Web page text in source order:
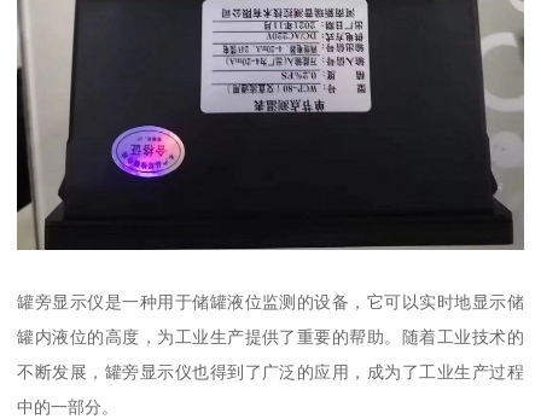
罐旁显示仪是一种用于储罐液位监测的设备，它可以实时地显示储
罐内液位的高度，为工业生产提供了重要的帮助。随着工业技术的
不断发展，罐旁显示仪也得到了广泛的应用，成为了工业生产过程
中的一部分。